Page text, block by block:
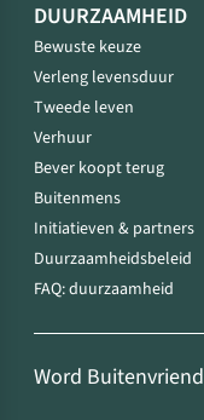
DUURZAAMHEID
Bewuste keuze
Verleng levensduur
Tweede leven
Verhuur
Bever koopt terug
Buitenmens
Initiatieven & partners
Duurzaamheidsbeleid
FAQ: duurzaamheid
Word Buitenvriend